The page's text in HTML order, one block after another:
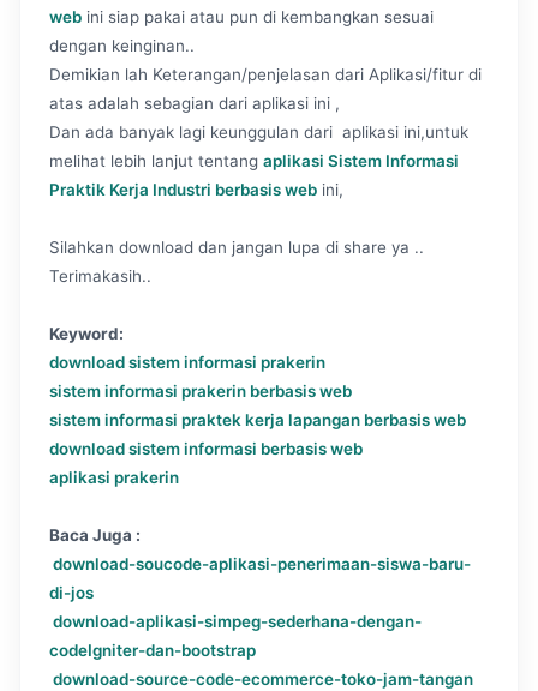
web ini siap pakai atau pun di kembangkan sesuai
dengan keinginan..
Demikian lah Keterangan/penjelasan dari Aplikasi/fitur di
atas adalah sebagian dari aplikasi ini ,
Dan ada banyak lagi keunggulan dari aplikasi ini,untuk
melihat lebih lanjut tentang aplikasi Sistem Informasi
Praktik Kerja Industri berbasis web ini,
Silahkan download dan jangan lupa di share ya ..
Terimakasih..
Keyword:
download sistem informasi prakerin
sistem informasi prakerin berbasis web
sistem informasi praktek kerja lapangan berbasis web
download sistem informasi berbasis web
aplikasi prakerin
Baca Juga :
download-soucode-aplikasi-penerimaan-siswa-baru-
di-jos
download-aplikasi-simpeg-sederhana-dengan-
codeIgniter-dan-bootstrap
download-source-code-ecommerce-toko-jam-tangan